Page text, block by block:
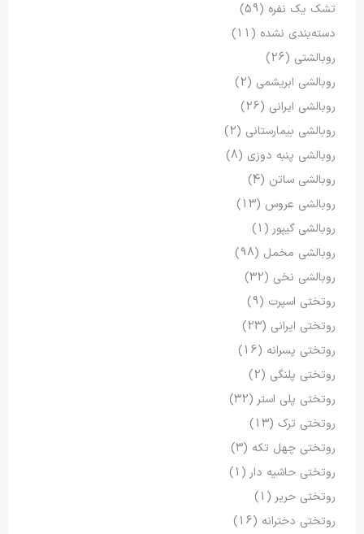
تشک یک نفره (59)
دسته‌بندی نشده (11)
روبالشتی (26)
روبالشی ابریشمی (2)
روبالشی ایرانی (26)
روبالشی بیمارستانی (2)
روبالشی پنبه دوزی (8)
روبالشی ساتن (4)
روبالشی عروس (13)
روبالشی گیپور (1)
روبالشی مخمل (98)
روبالشی نخی (32)
روتختی اسپرت (9)
روتختی ایرانی (23)
روتختی پسرانه (16)
روتختی پلنگی (2)
روتختی پلی استر (32)
روتختی ترک (13)
روتختی چهل تکه (3)
روتختی حاشیه دار (1)
روتختی حریر (1)
روتختی دخترانه (16)